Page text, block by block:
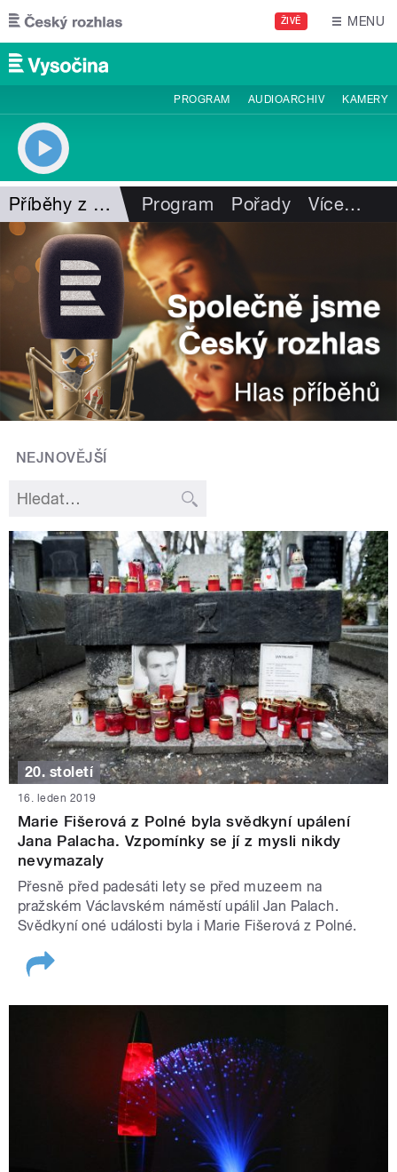
Přejít k hlavnímu obsahu
ŽIVĚ MENU
PROGRAM AUDIOARCHIV KAMERY
Příběhy z Vysočiny Program Pořady Více…
NEJNOVĚJŠÍ
20. století
16. leden 2019
Marie Fišerová z Polné byla svědkyní upálení
Jana Palacha. Vzpomínky se jí z mysli nikdy
nevymazaly
Přesně před padesáti lety se před muzeem na
pražském Václavském náměstí upálil Jan Palach.
Svědkyní oné události byla i Marie Fišerová z Polné.